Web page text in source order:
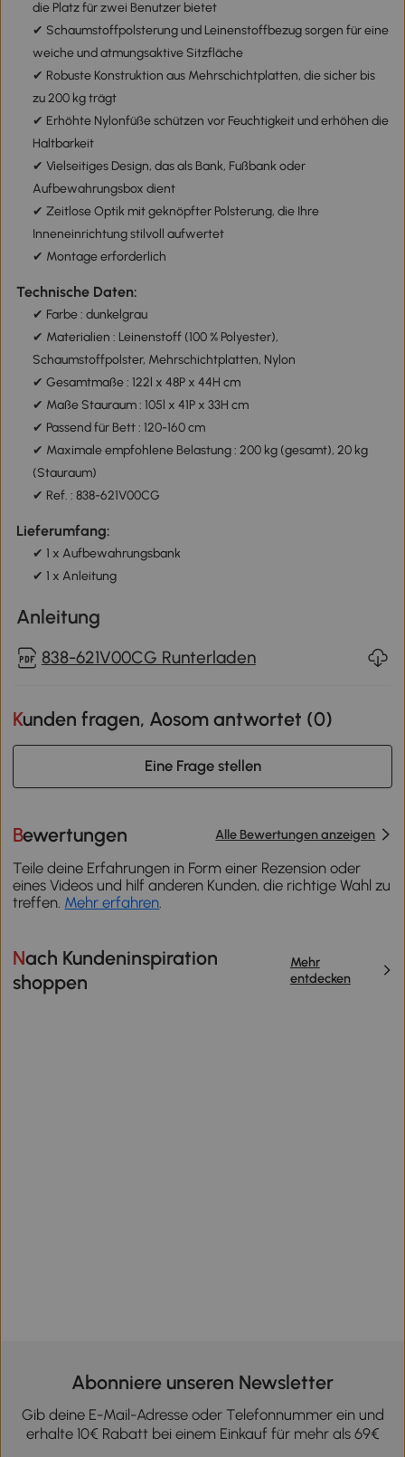
die Platz für zwei Benutzer bietet
✔ Schaumstoffpolsterung und Leinenstoffbezug sorgen für eine
weiche und atmungsaktive Sitzfläche
✔ Robuste Konstruktion aus Mehrschichtplatten, die sicher bis
zu 200 kg trägt
✔ Erhöhte Nylonfüße schützen vor Feuchtigkeit und erhöhen die
Haltbarkeit
✔ Vielseitiges Design, das als Bank, Fußbank oder
Aufbewahrungsbox dient
✔ Zeitlose Optik mit geknöpfter Polsterung, die Ihre
Inneneinrichtung stilvoll aufwertet
✔ Montage erforderlich
Technische Daten:
✔ Farbe : dunkelgrau
✔ Materialien : Leinenstoff (100 % Polyester),
Schaumstoffpolster, Mehrschichtplatten, Nylon
✔ Gesamtmaße : 122l x 48P x 44H cm
✔ Maße Stauraum : 105l x 41P x 33H cm
✔ Passend für Bett : 120-160 cm
✔ Maximale empfohlene Belastung : 200 kg (gesamt), 20 kg
(Stauraum)
✔ Ref. : 838-621V00CG
Lieferumfang:
✔ 1 x Aufbewahrungsbank
✔ 1 x Anleitung
Anleitung
838-621V00CG Runterladen
Kunden fragen, Aosom antwortet (0)
Eine Frage stellen
Bewertungen Alle Bewertungen anzeigen
Teile deine Erfahrungen in Form einer Rezension oder
eines Videos und hilf anderen Kunden, die richtige Wahl zu
treffen. Mehr erfahren.
Nach Kundeninspiration
shoppen
Mehr
entdecken
Abonniere unseren Newsletter
Gib deine E-Mail-Adresse oder Telefonnummer ein und
erhalte 10€ Rabatt bei einem Einkauf für mehr als 69€